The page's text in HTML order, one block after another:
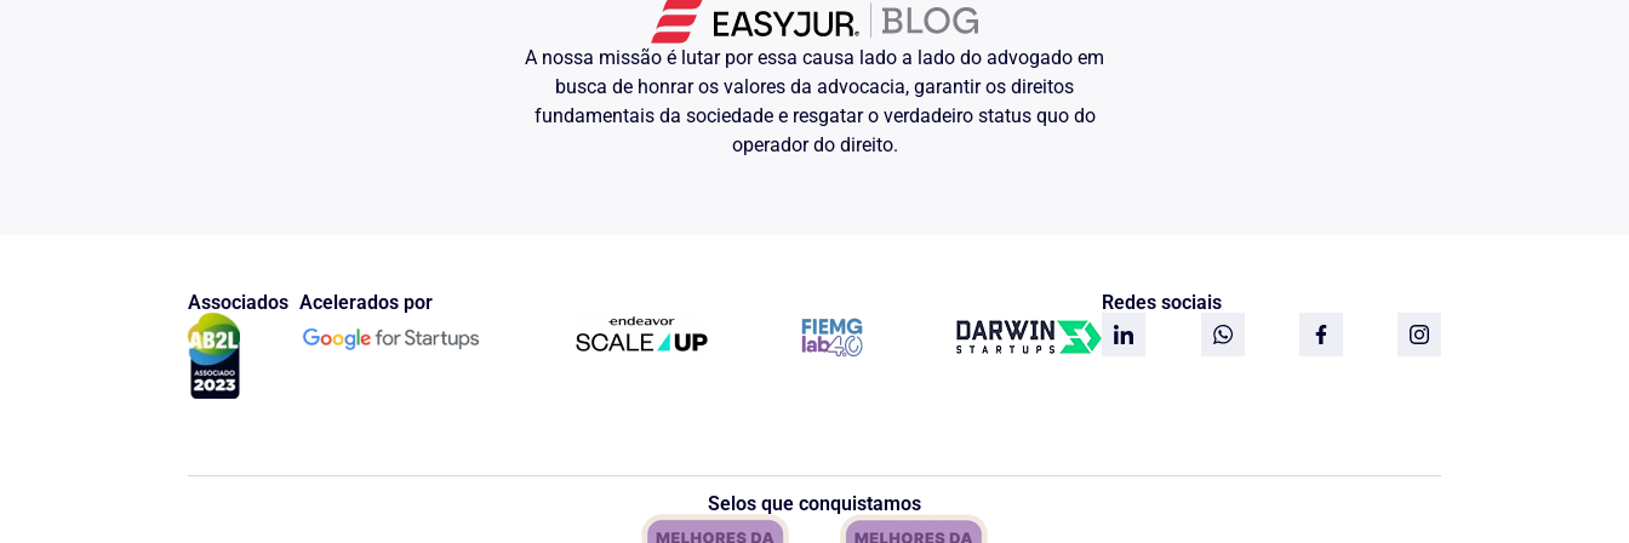
A nossa missão é lutar por essa causa lado a lado do advogado em
busca de honrar os valores da advocacia, garantir os direitos
fundamentais da sociedade e resgatar o verdadeiro status quo do
operador do direito.
Associados Acelerados por Redes sociais
Selos que conquistamos